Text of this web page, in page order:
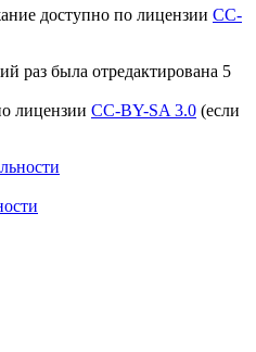
доступно по лицензии CC-
раз была отредактирована 5
лицензии CC-BY-SA 3.0 (если